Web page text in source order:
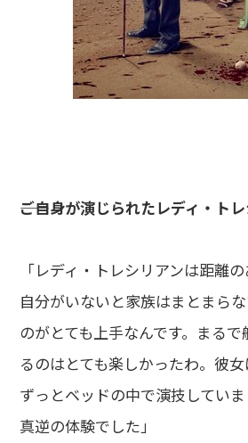
――ご自身が演じられたレディ・ト
「レディ・トレシリアンは距離
自分がいないと家族はまとまら
のがとても上手なんです。まる
るのはとても楽しかったわ。彼
ずっとベッドの中で演技してい
真逆の体験でした」